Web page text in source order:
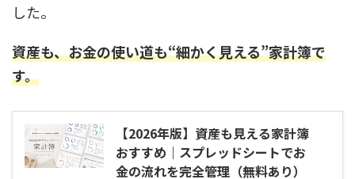
した。
資産も、お金の使い道も“細かく見える”家計簿で
す。
【2026年版】資産も見える家計簿
おすすめ｜スプレッドシートでお
金の流れを完全管理（無料あり）